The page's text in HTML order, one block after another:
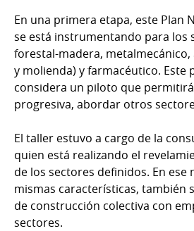
En una primera etapa, este Plan
se está instrumentando para los
forestal-madera,
y molienda) y farmacéutico. Este
considera un piloto que
progresiva, abordar otros
El taller estuvo a cargo de la
quien está realizando el
de los sectores definidos. En ese
mismas características, también
de construcción colectiva con
sectores.